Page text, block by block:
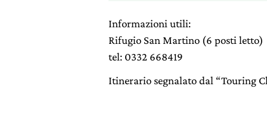
Informazioni utili:
Rifugio San Martino (6 posti letto)
tel: 0332 668419
Itinerario segnalato dal “Touring